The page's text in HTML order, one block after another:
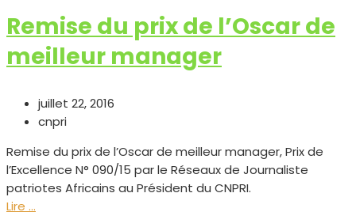
Remise du prix de l’Oscar de
meilleur manager
juillet 22, 2016
cnpri
Remise du prix de l’Oscar de meilleur manager, Prix de
l’Excellence N° 090/15 par le Réseaux de Journaliste
patriotes Africains au Président du CNPRI.
Lire ...